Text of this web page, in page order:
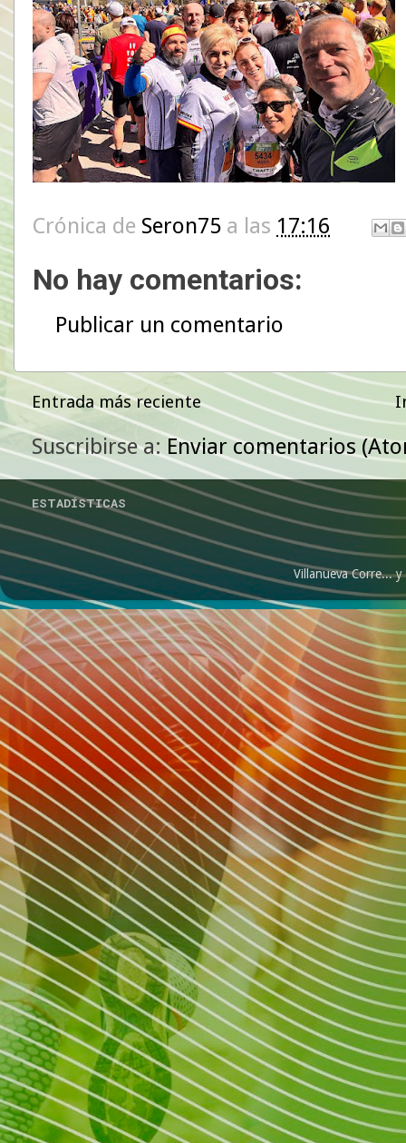
Crónica de Seron75 a las 17:16
No hay comentarios:
Publicar un comentario
Entrada más reciente
Suscribirse a: Enviar comentarios
ESTADÍSTICAS
Villanueva Corre...